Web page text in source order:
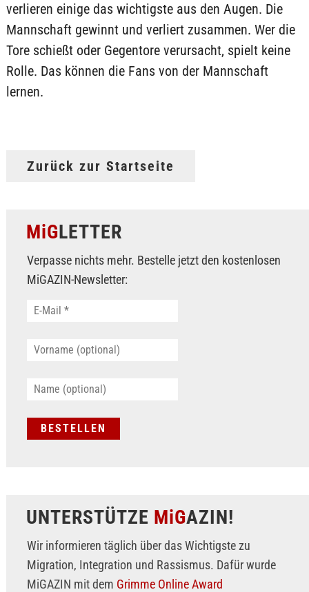
verlieren einige das wichtigste aus den Augen. Die
Mannschaft gewinnt und verliert zusammen. Wer die
Tore schießt oder Gegentore verursacht, spielt keine
Rolle. Das können die Fans von der Mannschaft
lernen.
Zurück zur Startseite
MiGLETTER
Verpasse nichts mehr. Bestelle jetzt den kostenlosen
MiGAZIN-Newsletter:
UNTERSTÜTZE MiGAZIN!
Wir informieren täglich über das Wichtigste zu
Migration, Integration und Rassismus. Dafür wurde
MiGAZIN mit dem Grimme Online Award